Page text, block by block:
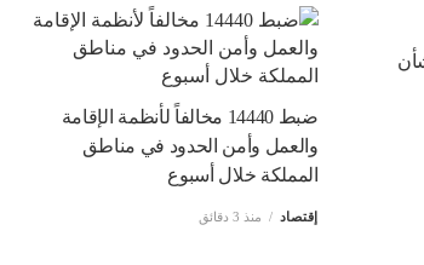
ضبط 14440 مخالفاً لأنظمة الإقامة
والعمل وأمن الحدود في مناطق
المملكة خلال أسبوع
إقتصاد منذ 3 دقائق